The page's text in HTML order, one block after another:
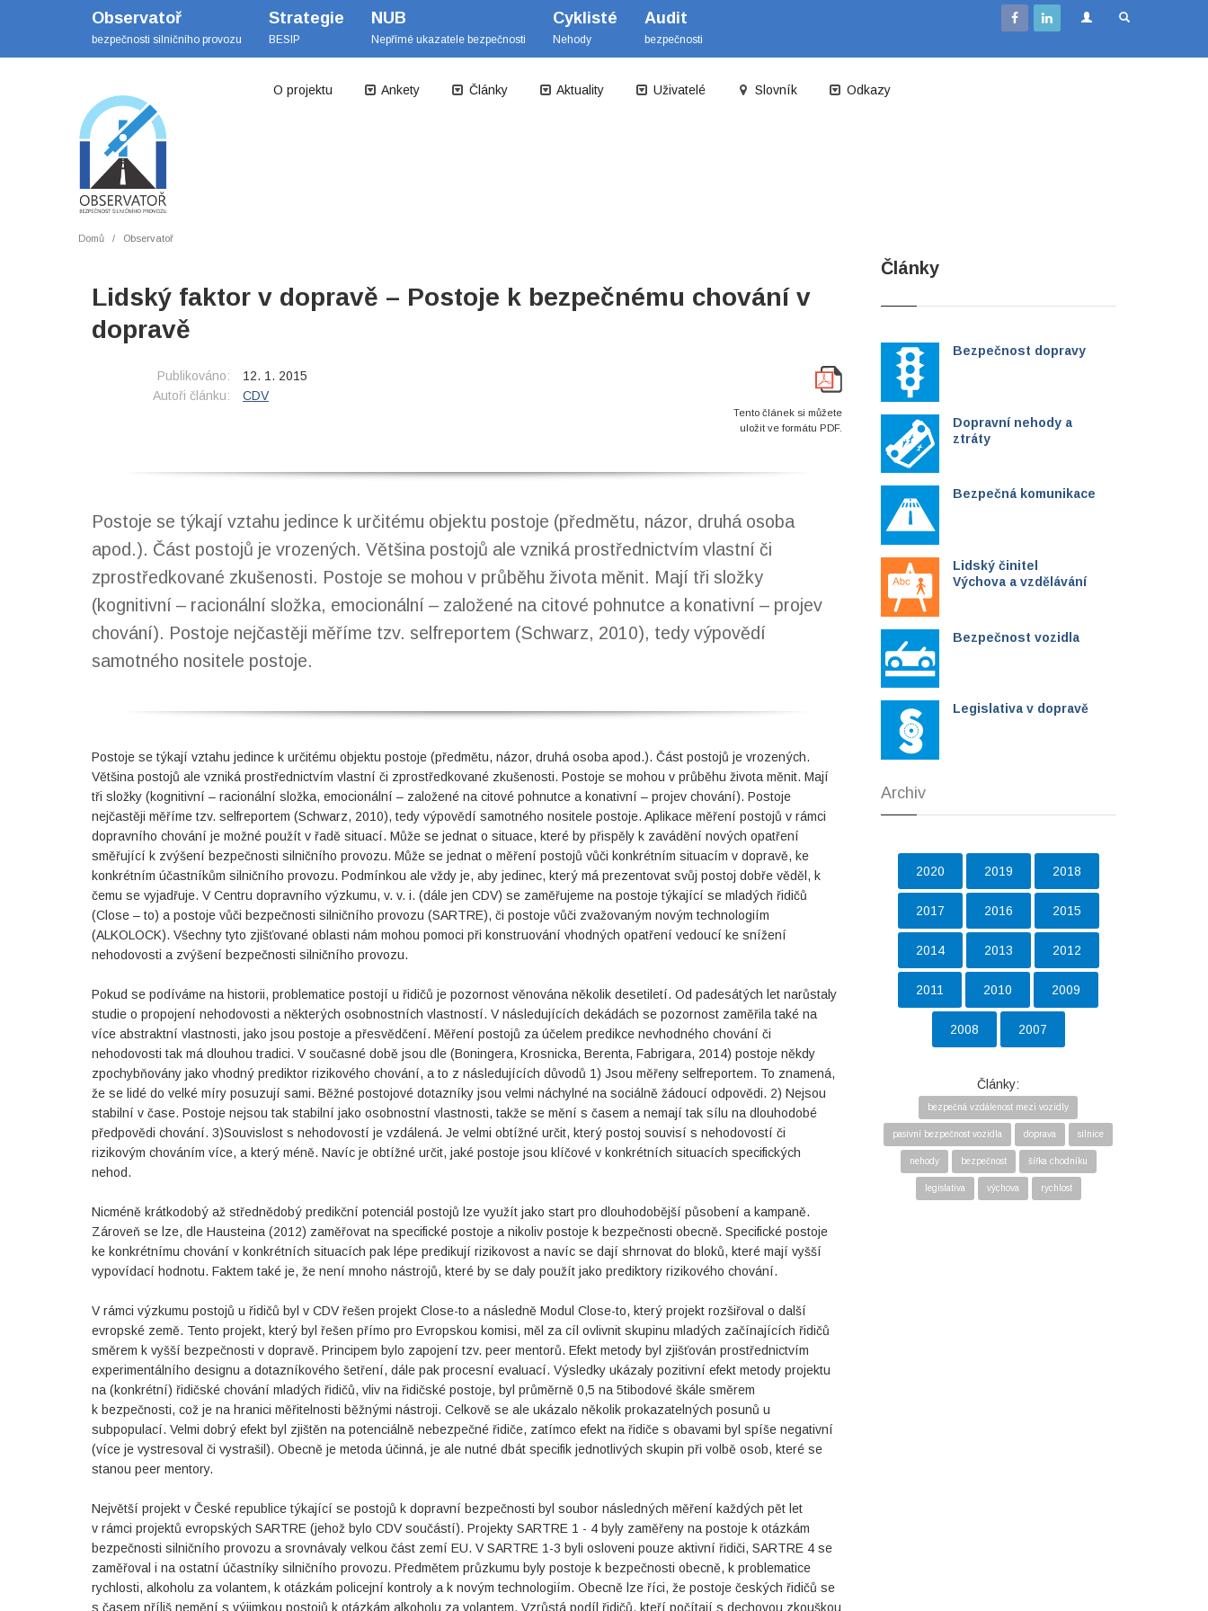
Observatoř
bezpečnosti silničního provozu
Strategie
BESIP
NUB
Nepřímé ukazatele bezpečnosti
Cyklisté
Nehody
Audit
bezpečnosti
O projektu Ankety Články Aktuality Uživatelé Slovník Odkazy
Domů Observatoř
Lidský faktor v dopravě – Postoje k bezpečnému chování v
dopravě
Publikováno:
12. 1. 2015
Autoři článku:
CDV
Tento článek si můžete
uložit ve formátu PDF.
Postoje se týkají vztahu jedince k určitému objektu postoje (předmětu, názor, druhá osoba
apod.). Část postojů je vrozených. Většina postojů ale vzniká prostřednictvím vlastní či
zprostředkované zkušenosti. Postoje se mohou v průběhu života měnit. Mají tři složky
(kognitivní – racionální složka, emocionální – založené na citové pohnutce a konativní – projev
chování). Postoje nejčastěji měříme tzv. selfreportem (Schwarz, 2010), tedy výpovědí
samotného nositele postoje.
Postoje se týkají vztahu jedince k určitému objektu postoje (předmětu, názor, druhá osoba apod.). Část postojů je vrozených.
Většina postojů ale vzniká prostřednictvím vlastní či zprostředkované zkušenosti. Postoje se mohou v průběhu života měnit. Mají
tři složky (kognitivní – racionální složka, emocionální – založené na citové pohnutce a konativní – projev chování). Postoje
nejčastěji měříme tzv. selfreportem (Schwarz, 2010), tedy výpovědí samotného nositele postoje. Aplikace měření postojů v rámci
dopravního chování je možné použít v řadě situací. Může se jednat o situace, které by přispěly k zavádění nových opatření
směřující k zvýšení bezpečnosti silničního provozu. Může se jednat o měření postojů vůči konkrétním situacím v dopravě, ke
konkrétním účastníkům silničního provozu. Podmínkou ale vždy je, aby jedinec, který má prezentovat svůj postoj dobře věděl, k
čemu se vyjadřuje. V Centru dopravního výzkumu, v. v. i. (dále jen CDV) se zaměřujeme na postoje týkající se mladých řidičů
(Close – to) a postoje vůči bezpečnosti silničního provozu (SARTRE), či postoje vůči zvažovaným novým technologiím
(ALKOLOCK). Všechny tyto zjišťované oblasti nám mohou pomoci při konstruování vhodných opatření vedoucí ke snížení
nehodovosti a zvýšení bezpečnosti silničního provozu.
Pokud se podíváme na historii, problematice postojí u řidičů je pozornost věnována několik desetiletí. Od padesátých let narůstaly
studie o propojení nehodovosti a některých osobnostních vlastností. V následujících dekádách se pozornost zaměřila také na
více abstraktní vlastnosti, jako jsou postoje a přesvědčení. Měření postojů za účelem predikce nevhodného chování či
nehodovosti tak má dlouhou tradici. V současné době jsou dle (Boningera, Krosnicka, Berenta, Fabrigara, 2014) postoje někdy
zpochybňovány jako vhodný prediktor rizikového chování, a to z následujících důvodů 1) Jsou měřeny selfreportem. To znamená,
že se lidé do velké míry posuzují sami. Běžné postojové dotazníky jsou velmi náchylné na sociálně žádoucí odpovědi. 2) Nejsou
stabilní v čase. Postoje nejsou tak stabilní jako osobnostní vlastnosti, takže se mění s časem a nemají tak sílu na dlouhodobé
předpovědi chování. 3)Souvislost s nehodovostí je vzdálená. Je velmi obtížné určit, který postoj souvisí s nehodovostí či
rizikovým chováním více, a který méně. Navíc je obtížné určit, jaké postoje jsou klíčové v konkrétních situacích specifických
nehod.
Nicméně krátkodobý až střednědobý predikční potenciál postojů lze využít jako start pro dlouhodobější působení a kampaně.
Zároveň se lze, dle Hausteina (2012) zaměřovat na specifické postoje a nikoliv postoje k bezpečnosti obecně. Specifické postoje
ke konkrétnímu chování v konkrétních situacích pak lépe predikují rizikovost a navíc se dají shrnovat do bloků, které mají vyšší
vypovídací hodnotu. Faktem také je, že není mnoho nástrojů, které by se daly použít jako prediktory rizikového chování.
V rámci výzkumu postojů u řidičů byl v CDV řešen projekt Close-to a následně Modul Close-to, který projekt rozšiřoval o další
evropské země. Tento projekt, který byl řešen přímo pro Evropskou komisi, měl za cíl ovlivnit skupinu mladých začínajících řidičů
směrem k vyšší bezpečnosti v dopravě. Principem bylo zapojení tzv. peer mentorů. Efekt metody byl zjišťován prostřednictvím
experimentálního designu a dotazníkového šetření, dále pak procesní evaluací. Výsledky ukázaly pozitivní efekt metody projektu
na (konkrétní) řidičské chování mladých řidičů, vliv na řidičské postoje, byl průměrně 0,5 na 5tibodové škále směrem
k bezpečnosti, což je na hranici měřitelnosti běžnými nástroji. Celkově se ale ukázalo několik prokazatelných posunů u
subpopulací. Velmi dobrý efekt byl zjištěn na potenciálně nebezpečné řidiče, zatímco efekt na řidiče s obavami byl spíše negativní
(více je vystresoval či vystrašil). Obecně je metoda účinná, je ale nutné dbát specifik jednotlivých skupin při volbě osob, které se
stanou peer mentory.
Největší projekt v České republice týkající se postojů k dopravní bezpečnosti byl soubor následných měření každých pět let
v rámci projektů evropských SARTRE (jehož bylo CDV součástí). Projekty SARTRE 1 - 4 byly zaměřeny na postoje k otázkám
bezpečnosti silničního provozu a srovnávaly velkou část zemí EU. V SARTRE 1-3 byli osloveni pouze aktivní řidiči, SARTRE 4 se
zaměřoval i na ostatní účastníky silničního provozu. Předmětem průzkumu byly postoje k bezpečnosti obecně, k problematice
rychlosti, alkoholu za volantem, k otázkám policejní kontroly a k novým technologiím. Obecně lze říci, že postoje českých řidičů se
s časem příliš nemění s výjimkou postojů k otázkám alkoholu za volantem. Vzrůstá podíl řidičů, kteří počítají s dechovou zkouškou
Články
Bezpečnost dopravy
Dopravní nehody a
ztráty
Bezpečná komunikace
Lidský činitel
Výchova a vzdělávání
Bezpečnost vozidla
Legislativa v dopravě
Archiv
2020 2019 2018
2017 2016 2015
2014 2013 2012
2011 2010 2009
2008 2007
Články:
bezpečná vzdálenost mezi vozidly
pasivní bezpečnost vozidla doprava silnice
nehody bezpečnost šířka chodníku
legislativa výchova rychlost